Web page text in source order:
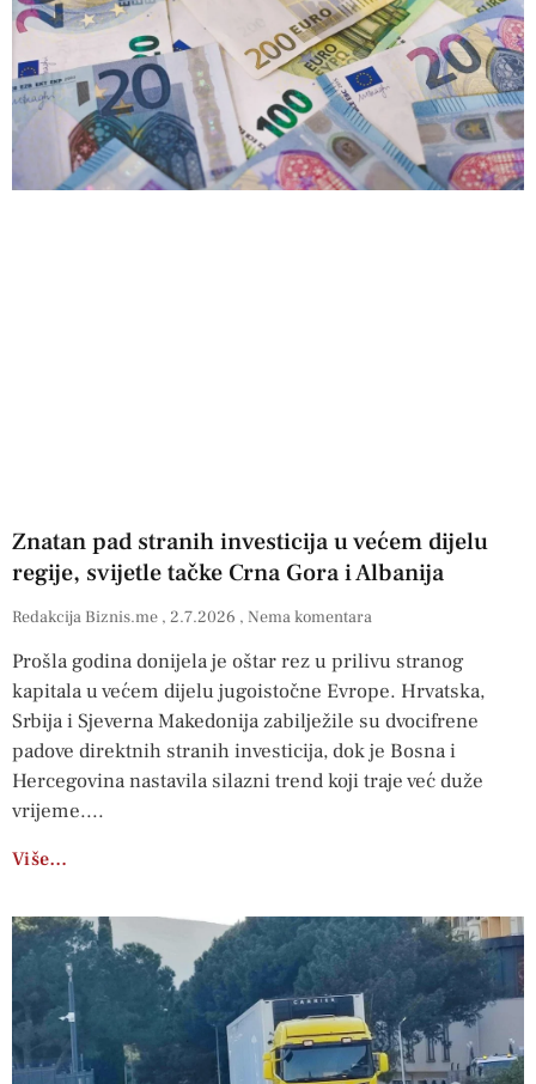
Znatan pad stranih investicija u većem dijelu
regije, svijetle tačke Crna Gora i Albanija
Redakcija Biznis.me 2.7.2026 Nema komentara
Prošla godina donijela je oštar rez u prilivu stranog
kapitala u većem dijelu jugoistočne Evrope. Hrvatska,
Srbija i Sjeverna Makedonija zabilježile su dvocifrene
padove direktnih stranih investicija, dok je Bosna i
Hercegovina nastavila silazni trend koji traje već duže
vrijeme.
Više…